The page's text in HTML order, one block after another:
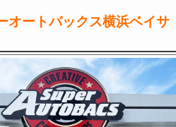
オートバックス横浜ベイサ